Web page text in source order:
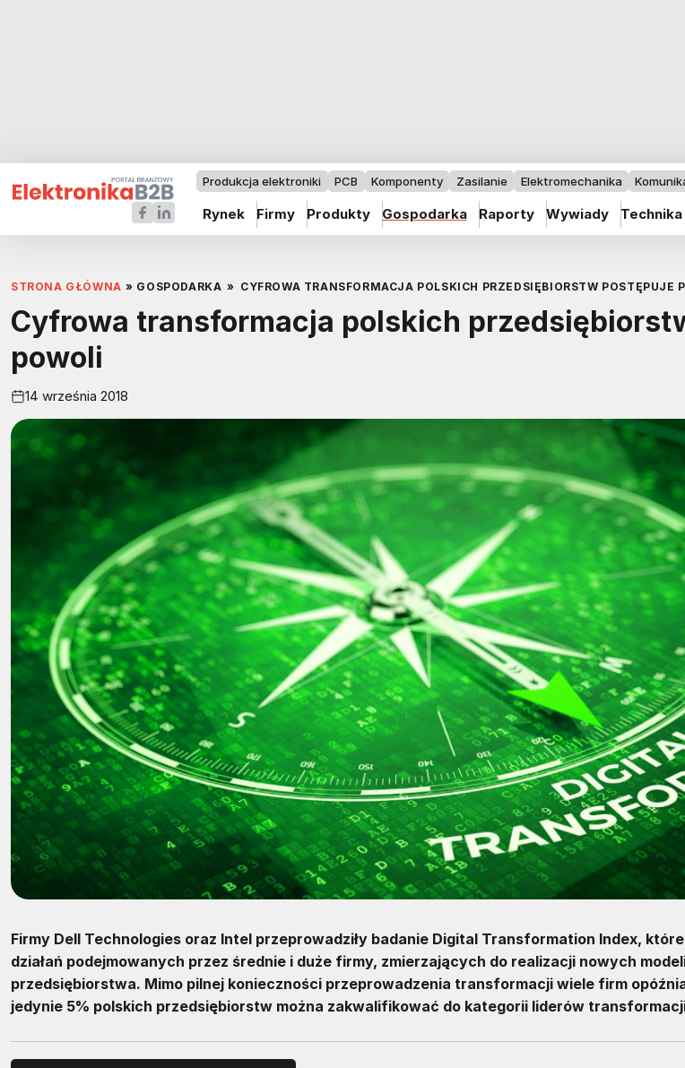
Produkcja elektroniki PCB Komponenty Zasilanie Elektromechanika
Rynek Firmy Produkty Gospodarka Raporty Wywiady Technika
STRONA GŁÓWNA » GOSPODARKA » CYFROWA TRANSFORMACJA POLSKICH PRZEDSIĘBIORSTW POSTĘPUJE
Cyfrowa transformacja polskich
powoli
14 września 2018
Firmy Dell Technologies oraz Intel przeprowadziły badanie Digital Transformation Index,
działań podejmowanych przez średnie i duże firmy, zmierzających do realizacji nowych
przedsiębiorstwa. Mimo pilnej konieczności przeprowadzenia transformacji wiele firm
jedynie 5% polskich przedsiębiorstw można zakwalifikować do kategorii liderów